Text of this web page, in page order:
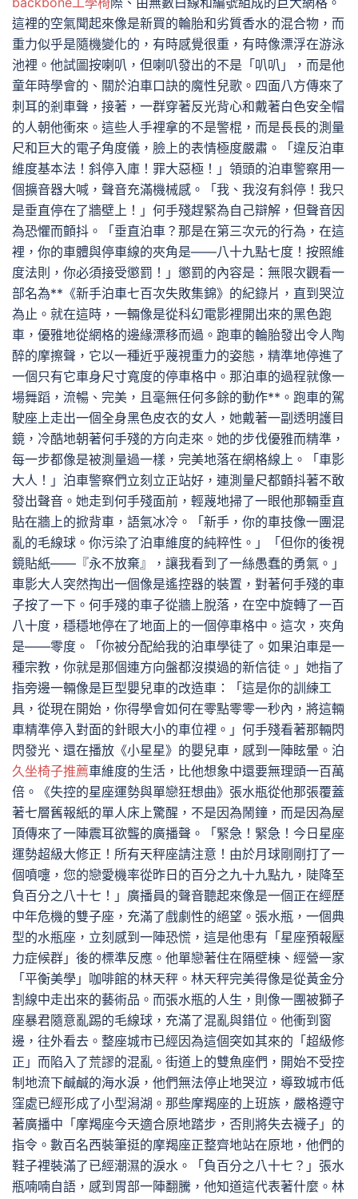
這裡的空氣聞起來像是新買的輪胎和劣質香水的混合物，而
重力似乎是隨機變化的，有時感覺很重，有時像漂浮在游泳
池裡。他試圖按喇叭，但喇叭發出的不是「叭叭」，而是他
童年時學會的、關於泊車口訣的魔性兒歌。四面八方傳來了
刺耳的剎車聲，接著，一群穿著反光背心和戴著白色安全帽
的人朝他衝來。這些人手裡拿的不是警棍，而是長長的測量
尺和巨大的電子角度儀，臉上的表情極度嚴肅。「違反泊車
維度基本法！斜停入庫！罪大惡極！」領頭的泊車警察用一
個擴音器大喊，聲音充滿機械感。「我、我沒有斜停！我只
是垂直停在了牆壁上！」何手殘趕緊為自己辯解，但聲音因
為恐懼而顫抖。「垂直泊車？那是在第三次元的行為，在這
裡，你的車體與停車線的夾角是——八十九點七度！按照維
度法則，你必須接受懲罰！」懲罰的內容是：無限次觀看一
部名為**《新手泊車七百次失敗集錦》的紀錄片，直到哭泣
為止。就在這時，一輛像是從科幻電影裡開出來的黑色跑
車，優雅地從網格的邊緣漂移而過。跑車的輪胎發出令人陶
醉的摩擦聲，它以一種近乎蔑視重力的姿態，精準地停進了
一個只有它車身尺寸寬度的停車格中。那泊車的過程就像一
場舞蹈，流暢、完美，且毫無任何多餘的動作**。跑車的駕
駛座上走出一個全身黑色皮衣的女人，她戴著一副透明護目
鏡，冷酷地朝著何手殘的方向走來。她的步伐優雅而精準，
每一步都像是被測量過一樣，完美地落在網格線上。「車影
大人！」泊車警察們立刻立正站好，連測量尺都顫抖著不敢
發出聲音。她走到何手殘面前，輕蔑地掃了一眼他那輛垂直
貼在牆上的掀背車，語氣冰冷。「新手，你的車技像一團混
亂的毛線球。你污染了泊車維度的純粹性。」「但你的後視
鏡貼紙——『永不放棄』，讓我看到了一絲愚蠢的勇氣。」
車影大人突然掏出一個像是遙控器的裝置，對著何手殘的車
子按了一下。何手殘的車子從牆上脫落，在空中旋轉了一百
八十度，穩穩地停在了地面上的一個停車格中。這次，夾角
是——零度。「你被分配給我的泊車學徒了。如果泊車是一
種宗教，你就是那個連方向盤都沒摸過的新信徒。」她指了
指旁邊一輛像是巨型嬰兒車的改造車：「這是你的訓練工
具，從現在開始，你得學會如何在零點零零一秒內，將這輛
車精準停入對面的針眼大小的車位裡。」何手殘看著那輛閃
閃發光、還在播放《小星星》的嬰兒車，感到一陣眩暈。泊
久坐椅子推薦車維度的生活，比他想象中還要無理頭一百萬
倍。《失控的星座運勢與單戀狂想曲》張水瓶從他那張覆蓋
著七層舊報紙的單人床上驚醒，不是因為鬧鐘，而是因為屋
頂傳來了一陣震耳欲聾的廣播聲。「緊急！緊急！今日星座
運勢超級大修正！所有天秤座請注意！由於月球剛剛打了一
個噴嚏，您的戀愛機率從昨日的百分之九十九點九，陡降至
負百分之八十七！」廣播員的聲音聽起來像是一個正在經歷
中年危機的雙子座，充滿了戲劇性的絕望。張水瓶，一個典
型的水瓶座，立刻感到一陣恐慌，這是他患有「星座預報壓
力症候群」後的標準反應。他單戀著住在隔壁棟、經營一家
「平衡美學」咖啡館的林天秤。林天秤完美得像是從黃金分
割線中走出來的藝術品。而張水瓶的人生，則像一團被獅子
座暴君隨意亂踢的毛線球，充滿了混亂與錯位。他衝到窗
邊，往外看去。整座城市已經因為這個突如其來的「超級修
正」而陷入了荒謬的混亂。街道上的雙魚座們，開始不受控
制地流下鹹鹹的海水淚，他們無法停止地哭泣，導致城市低
窪處已經形成了小型潟湖。那些摩羯座的上班族，嚴格遵守
著廣播中「摩羯座今天適合原地踏步，否則將失去襪子」的
指令。數百名西裝筆挺的摩羯座正整齊地站在原地，他們的
鞋子裡裝滿了已經潮濕的淚水。「負百分之八十七？」張水
瓶喃喃自語，感到胃部一陣翻騰，他知道這代表著什麼。林